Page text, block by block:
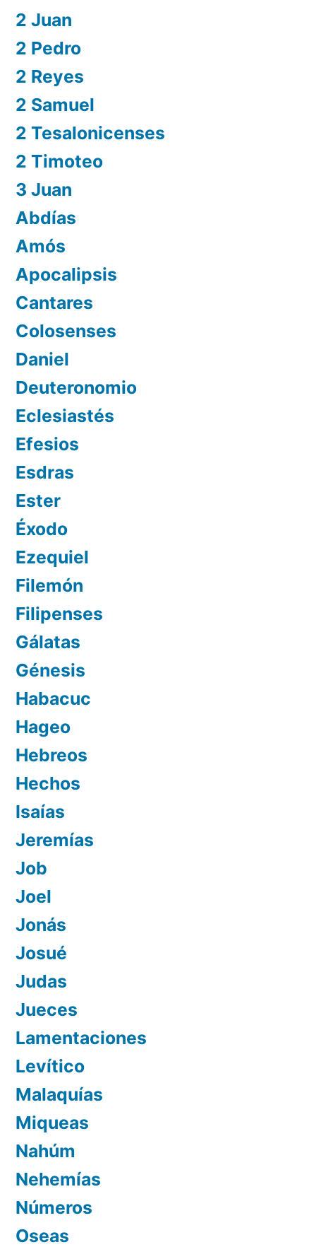
2 Juan
2 Pedro
2 Reyes
2 Samuel
2 Tesalonicenses
2 Timoteo
3 Juan
Abdías
Amós
Apocalipsis
Cantares
Colosenses
Daniel
Deuteronomio
Eclesiastés
Efesios
Esdras
Ester
Éxodo
Ezequiel
Filemón
Filipenses
Gálatas
Génesis
Habacuc
Hageo
Hebreos
Hechos
Isaías
Jeremías
Job
Joel
Jonás
Josué
Judas
Jueces
Lamentaciones
Levítico
Malaquías
Miqueas
Nahúm
Nehemías
Números
Oseas